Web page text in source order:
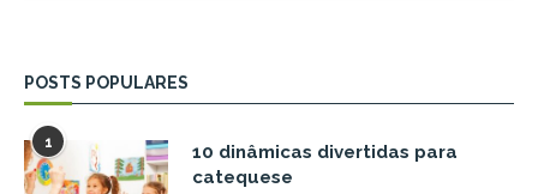
POSTS POPULARES
1
10 dinâmicas divertidas para
catequese